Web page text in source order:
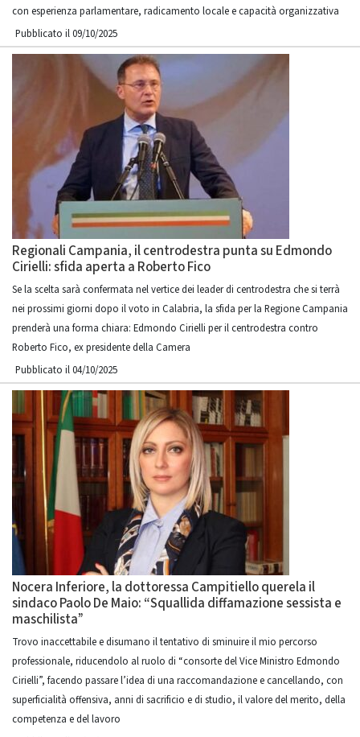
con esperienza parlamentare, radicamento locale e capacità organizzativa
Pubblicato il 09/10/2025
Regionali Campania, il centrodestra punta su Edmondo
Cirielli: sfida aperta a Roberto Fico
Se la scelta sarà confermata nel vertice dei leader di centrodestra che si terrà
nei prossimi giorni dopo il voto in Calabria, la sfida per la Regione Campania
prenderà una forma chiara: Edmondo Cirielli per il centrodestra contro
Roberto Fico, ex presidente della Camera
Pubblicato il 04/10/2025
Nocera Inferiore, la dottoressa Campitiello querela il
sindaco Paolo De Maio: “Squallida diffamazione sessista e
maschilista”
Trovo inaccettabile e disumano il tentativo di sminuire il mio percorso
professionale, riducendolo al ruolo di “consorte del Vice Ministro Edmondo
Cirielli”, facendo passare l’idea di una raccomandazione e cancellando, con
superficialità offensiva, anni di sacrificio e di studio, il valore del merito, della
competenza e del lavoro